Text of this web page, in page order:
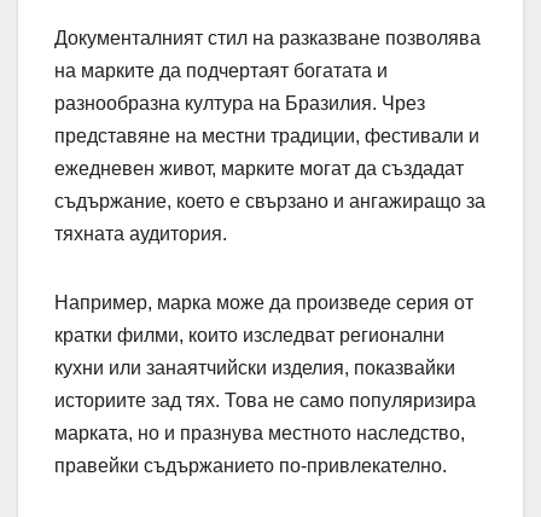
Документалният стил на разказване позволява
на марките да подчертаят богатата и
разнообразна култура на Бразилия. Чрез
представяне на местни традиции, фестивали и
ежедневен живот, марките могат да създадат
съдържание, което е свързано и ангажиращо за
тяхната аудитория.
Например, марка може да произведе серия от
кратки филми, които изследват регионални
кухни или занаятчийски изделия, показвайки
историите зад тях. Това не само популяризира
марката, но и празнува местното наследство,
правейки съдържанието по-привлекателно.